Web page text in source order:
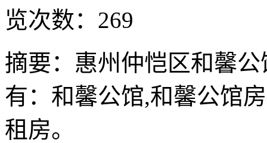
览次数： 269
摘要： 惠州仲恺区和馨
有：和馨公馆,和馨公馆
租房。